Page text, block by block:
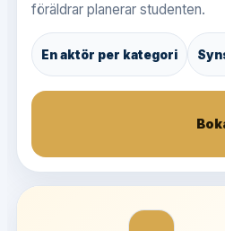
föräldrar planerar studenten.
En aktör per kategori